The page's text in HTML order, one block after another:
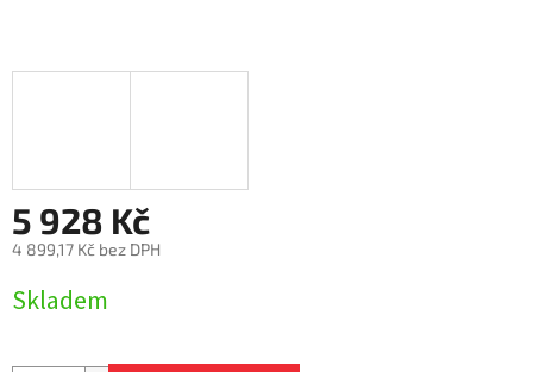
5 928 Kč
4 899,17 Kč bez DPH
cena:
Skladem